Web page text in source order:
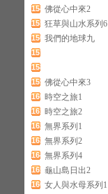
154 佛從心中來2
155 狂草與山水系列6
156 我們的地球九
157
158
159 佛從心中來3
160 時空之旅1
161 時空之旅2
162 無界系列1
163 無界系列2
164 無界系列4
165 龜山島日出2
166 女人與水母系列1